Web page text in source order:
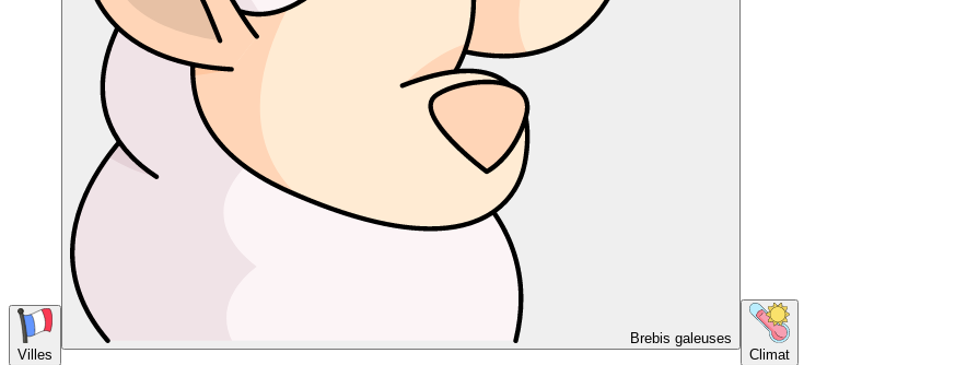
Villes
Brebis galeuses
Climat